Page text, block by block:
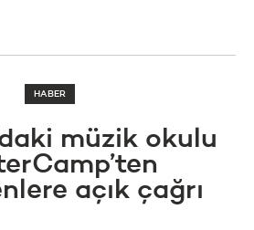
HABER
müzik okulu
açık çağrı